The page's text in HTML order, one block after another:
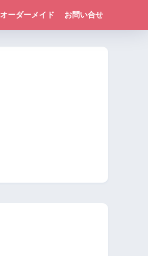
オーダーメイド お問い合せ